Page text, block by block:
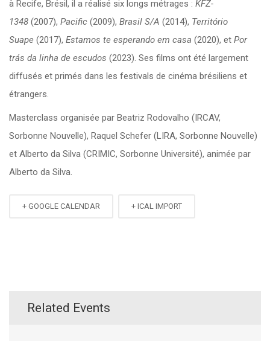
à Recife, Brésil, il a réalisé six longs métrages : KFZ-
1348 (2007), Pacific (2009), Brasil S/A (2014), Território
Suape (2017), Estamos te esperando em casa (2020), et Por
trás da linha de escudos (2023). Ses films ont été largement
diffusés et primés dans les festivals de cinéma brésiliens et
étrangers.
Masterclass organisée par Beatriz Rodovalho (IRCAV,
Sorbonne Nouvelle), Raquel Schefer (LIRA, Sorbonne Nouvelle)
et Alberto da Silva (CRIMIC, Sorbonne Université), animée par
Alberto da Silva.
+ GOOGLE CALENDAR + ICAL IMPORT
Related Events